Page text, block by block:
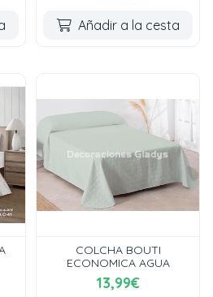
Añadir a la cesta
COLCHA BOUTI
ECONOMICA AGUA
13,99€